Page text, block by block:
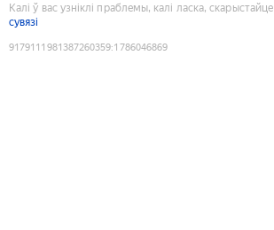
Калі ў вас узніклі праблемы, калі ласка, скарыстайце
сувязі
9179111981387260359:1786046869